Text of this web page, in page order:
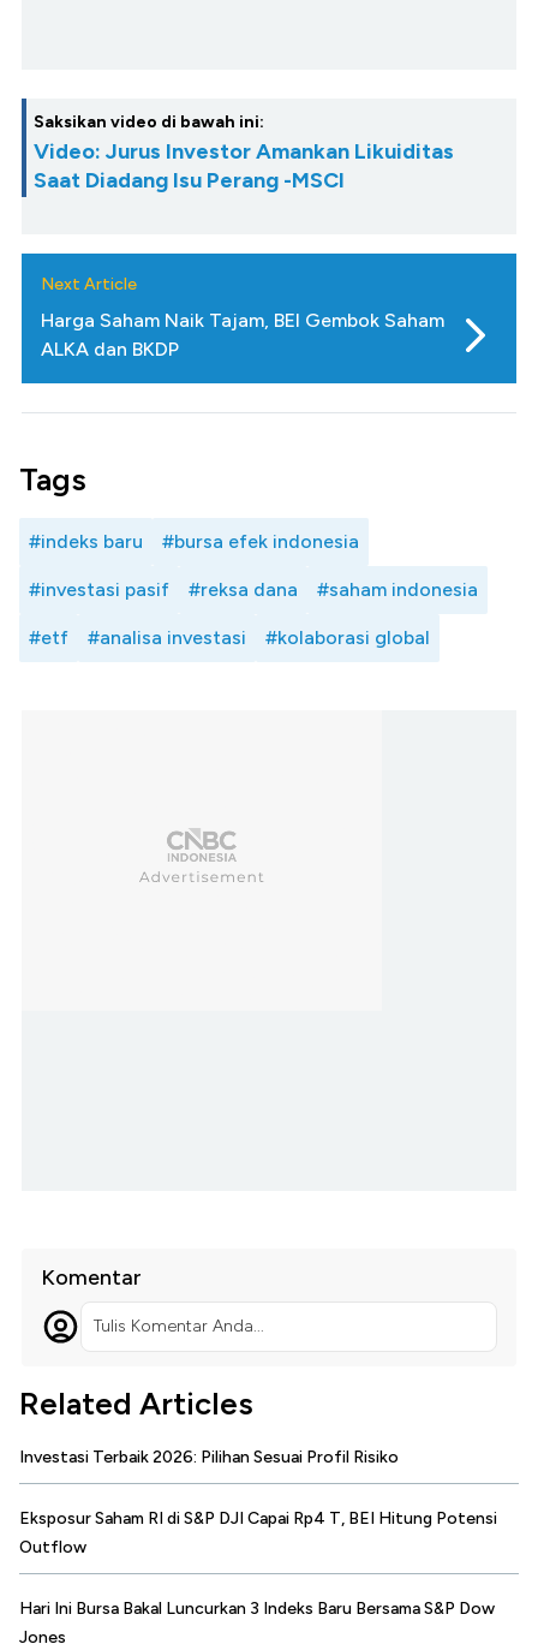
Saksikan video di bawah ini:
Video: Jurus Investor Amankan Likuiditas
Saat Diadang Isu Perang -MSCI
Next Article
Harga Saham Naik Tajam, BEI Gembok Saham
ALKA dan BKDP
Tags
#indeks baru #bursa efek indonesia
#investasi pasif #reksa dana #saham indonesia
#etf #analisa investasi #kolaborasi global
Komentar
Tulis Komentar Anda...
Related Articles
Investasi Terbaik 2026: Pilihan Sesuai Profil Risiko
Eksposur Saham RI di S&P DJI Capai Rp4 T, BEI Hitung Potensi
Outflow
Hari Ini Bursa Bakal Luncurkan 3 Indeks Baru Bersama S&P Dow
Jones